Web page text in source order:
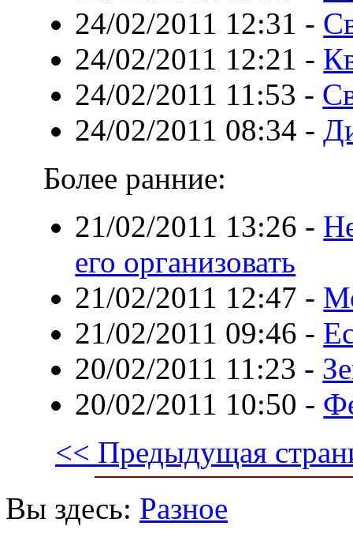
24/02/2011 12:31 -
24/02/2011 12:21 -
24/02/2011 11:53 -
24/02/2011 08:34 -
Более ранние:
21/02/2011 13:26 -
его организовать
21/02/2011 12:47 -
21/02/2011 09:46 -
20/02/2011 11:23 -
20/02/2011 10:50 -
<< Предыдущая
Вы здесь: Разное